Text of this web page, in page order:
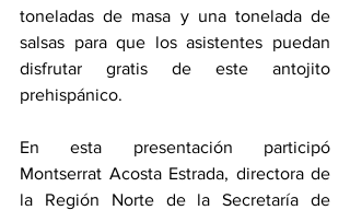
toneladas de masa y una tonelada de
salsas para que los asistentes puedan
disfrutar gratis de este antojito
prehispánico.
En esta presentación participó
Montserrat Acosta Estrada, directora de
la Región Norte de la Secretaría de